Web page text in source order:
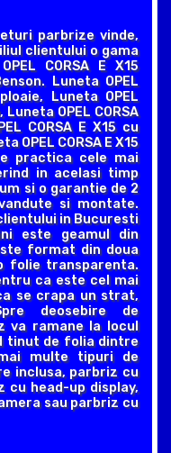
parbrize vinde,
clientului o gama
CORSA E X15
Luneta OPEL
Luneta OPEL
OPEL CORSA
CORSA E X15 cu
OPEL CORSA E X15
practica cele mai
in acelasi timp
si o garantie de 2
si montate.
in Bucuresti
este geamul din
format din doua
folie transparenta.
ca este cel mai
se crapa un strat,
deosebire de
va ramane la locul
tinut de folia dintre
multe tipuri de
inclusa, parbriz cu
cu head-up display,
sau parbriz cu